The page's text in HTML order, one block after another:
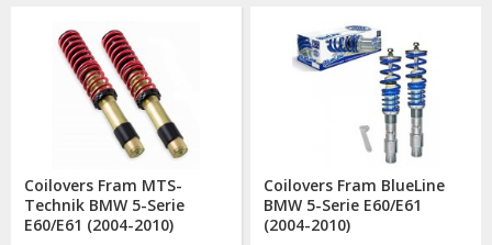
Coilovers Fram MTS-
Technik BMW 5-Serie
E60/E61 (2004-2010)
Coilovers Fram BlueLine
BMW 5-Serie E60/E61
(2004-2010)